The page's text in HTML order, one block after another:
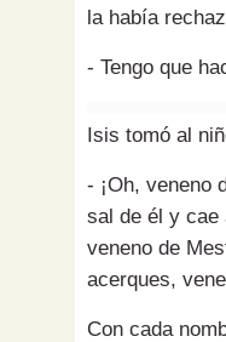
la había
- Tengo que
Isis tomó al
- ¡Oh, veneno
sal de él y cae
veneno de
acerques,
Con cada